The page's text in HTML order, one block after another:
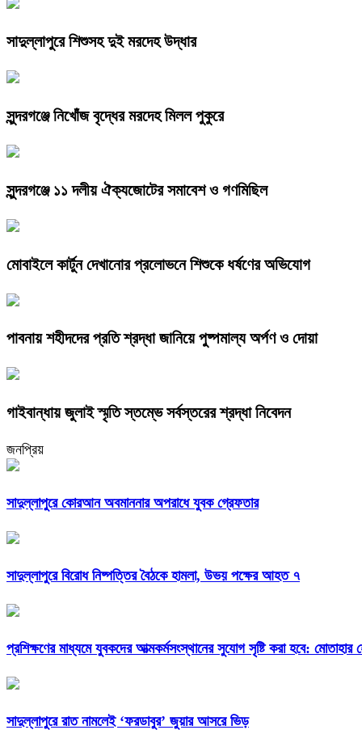
সাদুল্লাপুরে শিশুসহ দুই মরদেহ উদ্ধার
সুন্দরগঞ্জে নিখোঁজ বৃদ্ধের মরদেহ মিলল পুকুরে
সুন্দরগঞ্জে ১১ দলীয় ঐক্যজোটের সমাবেশ ও গণমিছিল
মোবাইলে কার্টুন দেখানোর প্রলোভনে শিশুকে ধর্ষণের অভিযোগ
পাবনায় শহীদদের প্রতি শ্রদ্ধা জানিয়ে পুষ্পমাল্য অর্পণ ও দোয়া
গাইবান্ধায় জুলাই স্মৃতি স্তম্ভে সর্বস্তরের শ্রদ্ধা নিবেদন
জনপ্রিয়
সাদুল্লাপুরে কোরআন অবমাননার অপরাধে যুবক গ্রেফতার
সাদুল্লাপুরে বিরোধ নিষ্পত্তির বৈঠকে হামলা, উভয় পক্ষের আহত ৭
প্রশিক্ষণের মাধ্যমে যুবকদের আত্মকর্মসংস্থানের সুযোগ সৃষ্টি করা হবে: মোতাহার
সাদুল্লাপুরে রাত নামলেই ‘ফরডাবুর’ জুয়ার আসরে ভিড়